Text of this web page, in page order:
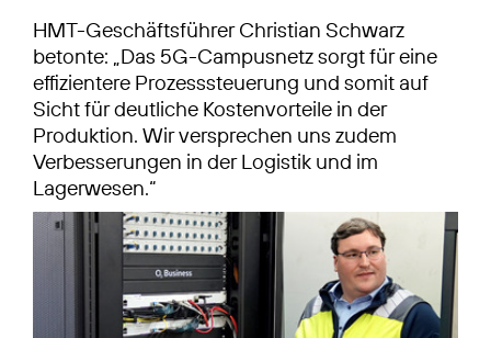
HMT-Geschäftsführer Christian Schwarz
betonte: „Das 5G-Campusnetz sorgt für eine
effizientere Prozesssteuerung und somit auf
Sicht für deutliche Kostenvorteile in der
Produktion. Wir versprechen uns zudem
Verbesserungen in der Logistik und im
Lagerwesen.“